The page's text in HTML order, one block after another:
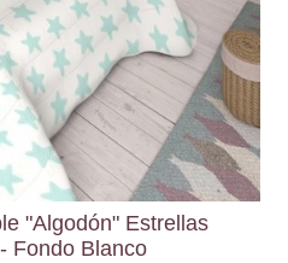
"Algodón" Estrellas
Fondo Blanco